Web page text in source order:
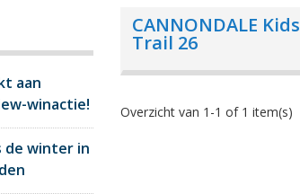
aan
winactie!
de winter in
CANNONDALE Kids
Trail 26
Overzicht van 1-1 of 1 item(s)